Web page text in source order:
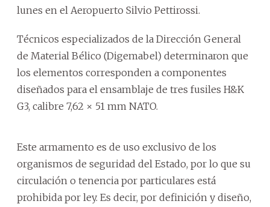
lunes en el Aeropuerto Silvio Pettirossi.
Técnicos especializados de la Dirección General
de Material Bélico (Digemabel) determinaron que
los elementos corresponden a componentes
diseñados para el ensamblaje de tres fusiles H&K
G3, calibre 7,62 × 51 mm NATO.
Este armamento es de uso exclusivo de los
organismos de seguridad del Estado, por lo que su
circulación o tenencia por particulares está
prohibida por ley. Es decir, por definición y diseño,